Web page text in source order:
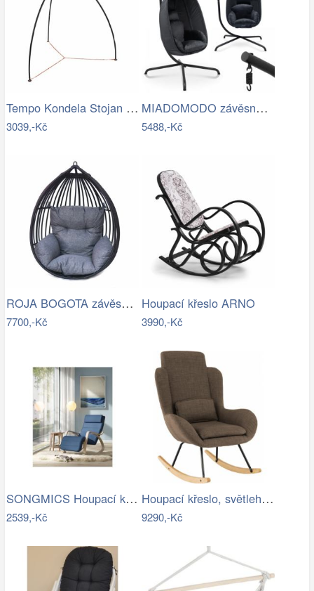
Tempo Kondela Stojan pro závěsné křeslo…
3039,-Kč
MIADOMODO závěsné houpací křeslo…
5488,-Kč
ROJA BOGOTA závěsné křeslo - bez…
7700,-Kč
Houpací křeslo ARNO
3990,-Kč
SONGMICS Houpací křeslo polstrované…
2539,-Kč
Houpací křeslo, světlehnědá látka /…
9290,-Kč